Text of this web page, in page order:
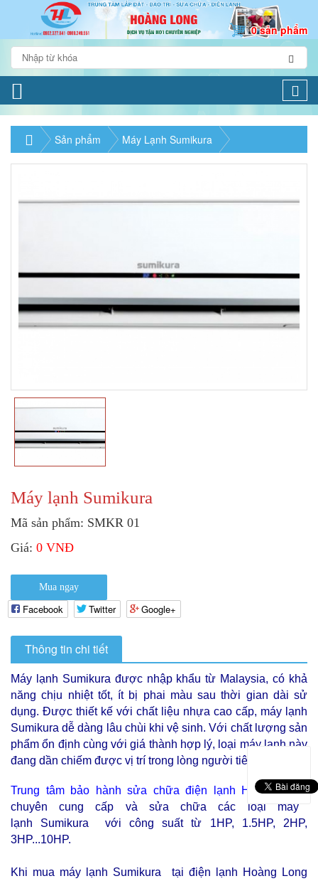
0 sản phẩm
Sản phẩm Máy Lạnh Sumikura
Máy lạnh Sumikura
Mã sản phẩm: SMKR 01
Giá: 0 VNĐ
Mua ngay
Facebook Twitter Google+
Thông tin chi tiết
Máy lạnh Sumikura được nhập khẩu từ Malaysia, có khả
năng chịu nhiệt tốt, ít bị phai màu sau thời gian dài sử
dụng. Được thiết kế với chất liệu nhựa cao cấp, máy lạnh
Sumikura dễ dàng lâu chùi khi vệ sinh. Với chất lượng sản
phẩm ổn định cùng với giá thành hợp lý, loại máy lạnh này
đang dần chiếm được vị trí trong lòng người tiêu dùng.
Trung tâm bảo hành sửa chữa điện lạnh Hoàng Long
chuyên cung cấp và sửa chữa các loại máy
lạnh Sumikura với công suất từ 1HP, 1.5HP, 2HP,
3HP...10HP.
Khi mua máy lạnh Sumikura tại điện lạnh Hoàng Long